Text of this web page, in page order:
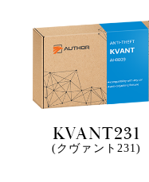
KVANT231
(クヴァント231)